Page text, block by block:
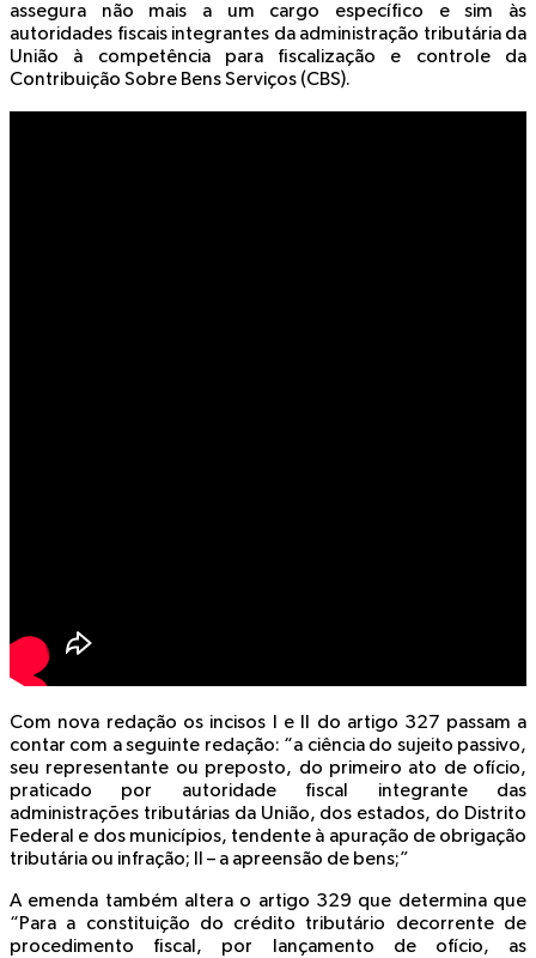
assegura não mais a um cargo específico e sim às
autoridades fiscais integrantes da administração tributária da
União à competência para fiscalização e controle da
Contribuição Sobre Bens Serviços (CBS).
Com nova redação os incisos I e II do artigo 327 passam a
contar com a seguinte redação: “a ciência do sujeito passivo,
seu representante ou preposto, do primeiro ato de ofício,
praticado por autoridade fiscal integrante das
administrações tributárias da União, dos estados, do Distrito
Federal e dos municípios, tendente à apuração de obrigação
tributária ou infração; II – a apreensão de bens;”
A emenda também altera o artigo 329 que determina que
“Para a constituição do crédito tributário decorrente de
procedimento fiscal, por lançamento de ofício, as